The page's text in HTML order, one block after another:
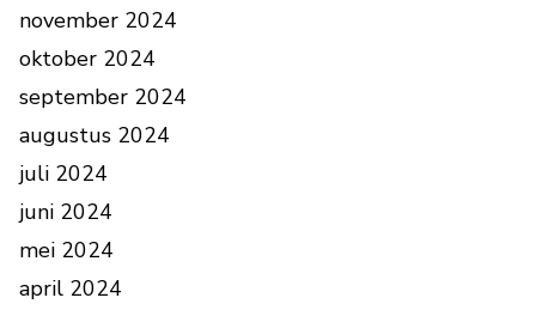
november 2024
oktober 2024
september 2024
augustus 2024
juli 2024
juni 2024
mei 2024
april 2024